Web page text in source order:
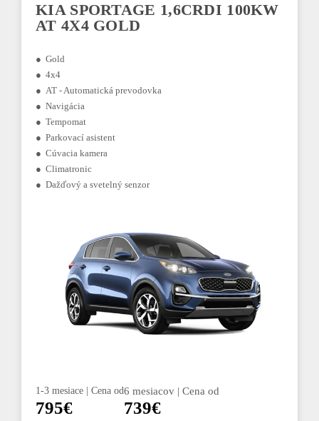
KIA SPORTAGE 1,6CRDI 100KW
AT 4X4 GOLD
● Gold
● 4x4
● AT - Automatická prevodovka
● Navigácia
● Tempomat
● Parkovací asistent
● Cúvacia kamera
● Climatronic
● Dažďový a svetelný senzor
1-3 mesiace | Cena od
795€
6 mesiacov | Cena od
739€